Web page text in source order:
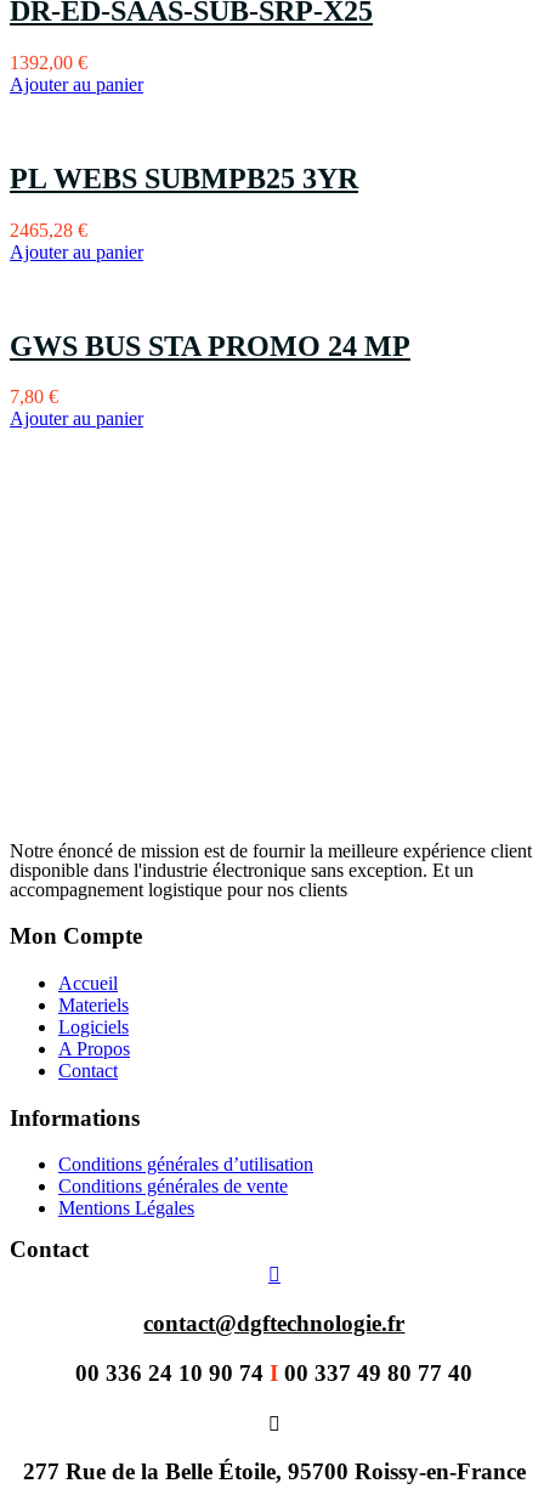
DR-ED-SAAS-SUB-SRP-X25
1392,00 €
Ajouter au panier
PL WEBS SUBMPB25 3YR
2465,28 €
Ajouter au panier
GWS BUS STA PROMO 24 MP
7,80 €
Ajouter au panier
Notre énoncé de mission est de fournir la meilleure expérience client
disponible dans l'industrie électronique sans exception. Et un
accompagnement logistique pour nos clients
Mon Compte
Accueil
Materiels
Logiciels
A Propos
Contact
Informations
Conditions générales d’utilisation
Conditions générales de vente
Mentions Légales
Contact
contact@dgftechnologie.fr
00 336 24 10 90 74I 00 337 49 80 77 40
277 Rue de la Belle Étoile, 95700 Roissy-en-France